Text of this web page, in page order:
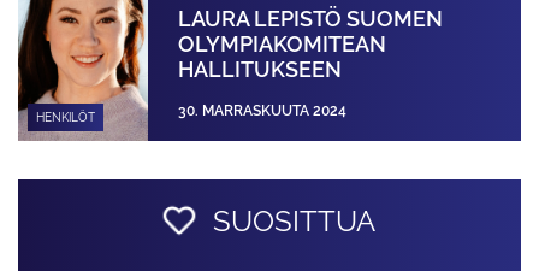
HENKILÖT
LAURA LEPISTÖ SUOMEN
OLYMPIAKOMITEAN
HALLITUKSEEN
30. MARRASKUUTA 2024
SUOSITTUA